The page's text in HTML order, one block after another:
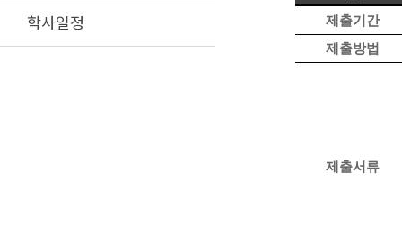
학사일정
제출기간
제출방법
제출서류